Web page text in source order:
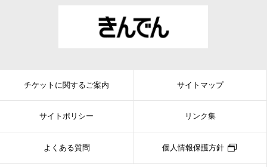
チケットに関するご案内 サイトマップ
サイトポリシー リンク集
よくある質問 個人情報保護方針